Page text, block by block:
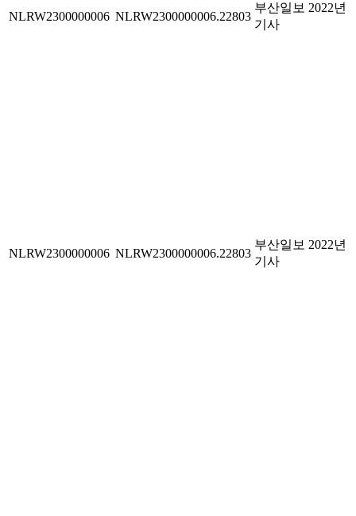
NLRW2300000006 NLRW2300000006.22803
부산일보 2022년
기사
NLRW2300000006 NLRW2300000006.22803
부산일보 2022년
기사